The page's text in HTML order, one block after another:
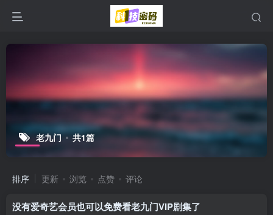
老九门 共1篇
排序 更新 浏览 点赞 评论
没有爱奇艺会员也可以免费看老九门VIP剧集了